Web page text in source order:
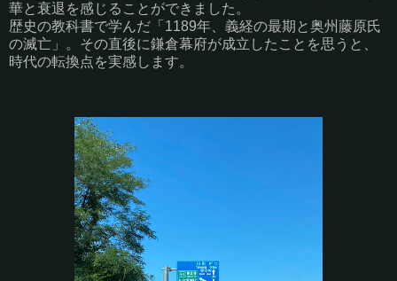
華と衰退を感じることができました。
歴史の教科書で学んだ「1189年、義経の最期と奥州藤原氏
の滅亡」。その直後に鎌倉幕府が成立したことを思うと、
時代の転換点を実感します。